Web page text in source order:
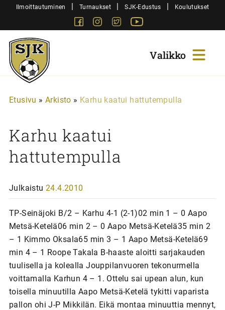
SiirryIlmoittautuminen | Turnaukset | SJK-Edustus | Koulutukset
FacebookInstagram
Twitter
Sjk-
Juniorit
Etusivu » Arkisto » Karhu kaatui hattutempulla
Karhu kaatui
hattutempulla
Julkaistu 24.4.2010
TP-Seinäjoki B/2 – Karhu 4-1 (2-1)02 min 1 – 0 Aapo
Metsä-Ketelä06 min 2 – 0 Aapo Metsä-Ketelä35 min 2
– 1 Kimmo Oksala65 min 3 – 1 Aapo Metsä-Ketelä69
min 4 – 1 Roope Takala B-haaste aloitti sarjakauden
tuulisella ja kolealla Jouppilanvuoren tekonurmella
voittamalla Karhun 4 – 1. Ottelu sai upean alun, kun
toisella minuutilla Aapo Metsä-Ketelä tykitti vaparista
pallon ohi J-P Mikkilän. Eikä montaa minuuttia mennyt,